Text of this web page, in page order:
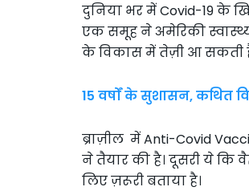
दुनिया भर में Covid-19 के
एक समूह ने अमेरिकी
के विकास में तेज़ी आ सकती
15 वर्षों के सुशासन, कथित
ब्राज़ील में Anti-Covid
ने तैयार की है। दूसरी ये कि
लिए ज़रूरी बताया है।